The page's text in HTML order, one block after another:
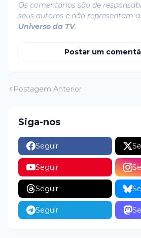
Os comentários são de
seus autores e não representam
Universo da TV.
Postar um
Postagem Anterior
Siga-nos
Seguir
Seguir
Seguir
Seguir